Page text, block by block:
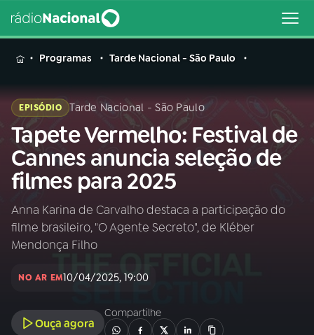
MENU
Buscar
na
Rádio
Nacional
Buscar
AO VIVO
INÍCIO
Programas Tarde Nacional - São Paulo
EPISÓDIO Tarde Nacional - São Paulo
Tapete Vermelho: Festival de
Cannes anuncia seleção de
filmes para 2025
Anna Karina de Carvalho destaca a participação do
filme brasileiro, "O Agente Secreto", de Kléber
Mendonça Filho
NO AR EM10/04/2025, 19:00
Ouça agora
Compartilhe